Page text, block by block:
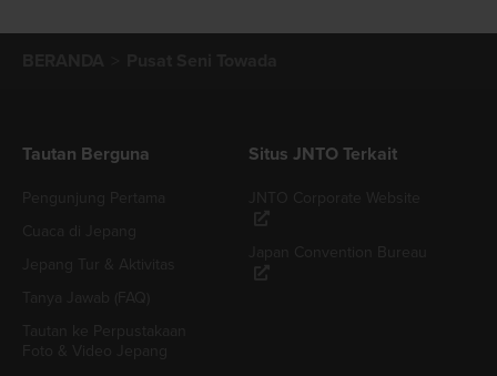
Tautan Berguna Situs JNTO Terkait